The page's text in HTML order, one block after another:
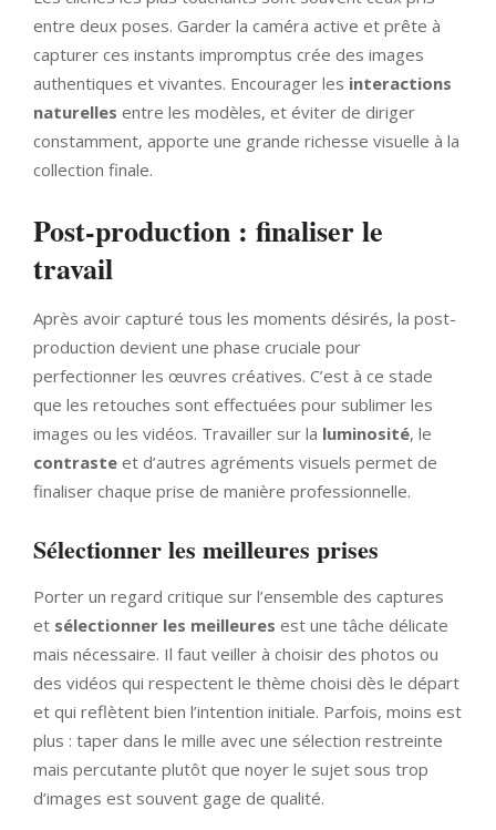
entre deux poses. Garder la caméra active et prête à
capturer ces instants impromptus crée des images
authentiques et vivantes. Encourager les interactions
naturelles entre les modèles, et éviter de diriger
constamment, apporte une grande richesse visuelle à la
collection finale.
Post-production : finaliser le
travail
Après avoir capturé tous les moments désirés, la post-
production devient une phase cruciale pour
perfectionner les œuvres créatives. C’est à ce stade
que les retouches sont effectuées pour sublimer les
images ou les vidéos. Travailler sur la luminosité, le
contraste et d’autres agréments visuels permet de
finaliser chaque prise de manière professionnelle.
Sélectionner les meilleures prises
Porter un regard critique sur l’ensemble des captures
et sélectionner les meilleures est une tâche délicate
mais nécessaire. Il faut veiller à choisir des photos ou
des vidéos qui respectent le thème choisi dès le départ
et qui reflètent bien l’intention initiale. Parfois, moins est
plus : taper dans le mille avec une sélection restreinte
mais percutante plutôt que noyer le sujet sous trop
d’images est souvent gage de qualité.